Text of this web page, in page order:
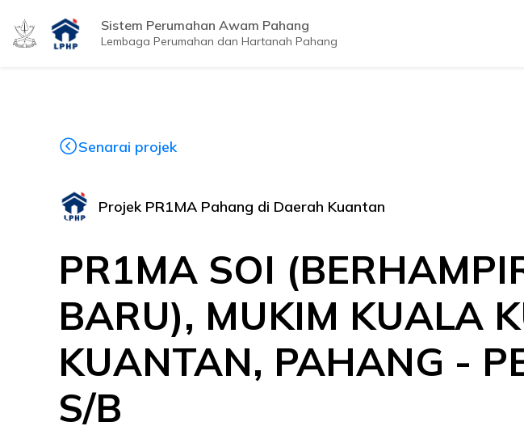
Sistem Perumahan Awam Pahang
Lembaga Perumahan dan Hartanah Pahang
Senarai projek
Projek PR1MA Pahang di Daerah Kuantan
PR1MA SOI
BARU), MUKIM KUALA
KUANTAN, PAHANG -
S/B